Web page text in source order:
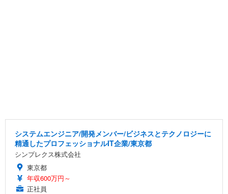
システムエンジニア/開発メンバー/ビジネスとテクノロジーに
精通したプロフェッショナルIT企業/東京都
シンプレクス株式会社
東京都
年収600万円～
正社員